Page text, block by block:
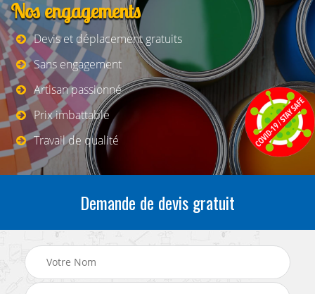
Nos engagements
Devis et déplacement gratuits
Sans engagement
Artisan passionné
Prix imbattable
Travail de qualité
Demande de devis gratuit